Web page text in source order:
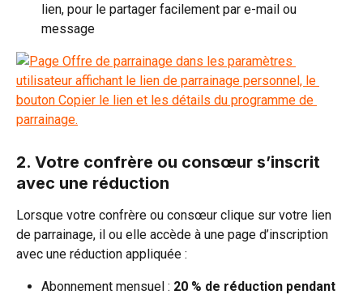
lien, pour le partager facilement par e-mail ou
message
2. Votre confrère ou consœur s’inscrit
avec une réduction
Lorsque votre confrère ou consœur clique sur votre lien
de parrainage, il ou elle accède à une page d’inscription
avec une réduction appliquée :
Abonnement mensuel : 20 % de réduction pendant